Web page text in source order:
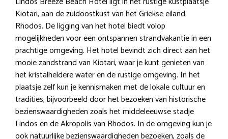
Kiotari, aan de zuidoostkust van het Griekse eiland
Rhodos. De ligging van het hotel biedt volop
mogelijkheden voor een ontspannen strandvakantie in een
prachtige omgeving. Het hotel bevindt zich direct aan het
mooie zandstrand van Kiotari, waar je kunt genieten van
het kristalheldere water en de rustige omgeving. In het
plaatsje zelf kun je kennismaken met de lokale cultuur en
tradities, bijvoorbeeld door het bezoeken van historische
bezienswaardigheden zoals het middeleeuwse stadje
Lindos en de Akropolis van Rhodos. In de omgeving kun je